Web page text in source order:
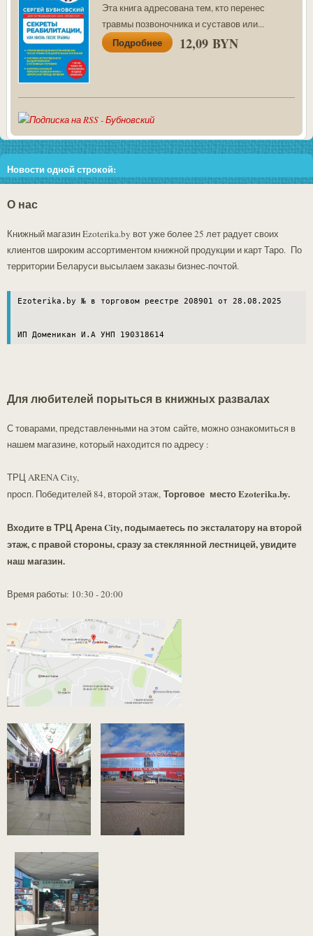
Эта книга адресована тем, кто перенес
травмы позвоночника и суставов или...
Подробнее 12,09 BYN
Новости одной строкой:
недоразумений, перед тем как сделать заказ, пожалуйста, уточняйте
актуальную цену!!!.
О нас
Книжный магазин Ezoterika.by вот уже более 25 лет радует своих
клиентов широким ассортиментом книжной продукции и карт Таро. По
территории Беларуси высылаем заказы бизнес-почтой.
Ezoterika.by № в торговом реестре 208901 от 28.08.2025
ИП Доменикан И.А УНП 190318614
Для любителей порыться в книжных развалах
С товарами, представленными на этом сайте, можно ознакомиться в
нашем магазине, который находится по адресу :
ТРЦ ARENA City,
просп. Победителей 84, второй этаж, Торговое место Ezoterika.by.
Входите в ТРЦ Арена City, подымаетесь по эксталатору на второй
этаж, с правой стороны, сразу за стеклянной лестницей, увидите
наш магазин.
Время работы: 10:30 - 20:00